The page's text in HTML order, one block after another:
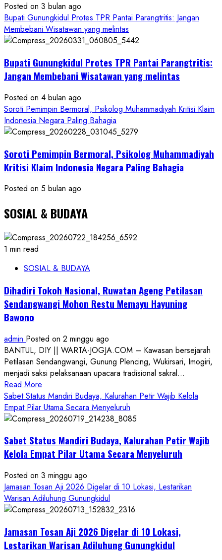
Ketum
PWRI
RI
Minta
Resmi
Posted on 3 bulan ago
Bupati Gunungkidul Protes TPR Pantai Parangtritis: Jangan
Membebani Wisatawan yang melintas
Bupati Gunungkidul Protes TPR Pantai Parangtritis:
Jangan Membebani Wisatawan yang melintas
Posted on 4 bulan ago
Soroti Pemimpin Bermoral, Psikolog Muhammadiyah Kritisi Klaim
Indonesia Negara Paling Bahagia
Soroti Pemimpin Bermoral, Psikolog Muhammadiyah
Kritisi Klaim Indonesia Negara Paling Bahagia
Posted on 5 bulan ago
SOSIAL & BUDAYA
1 min read
SOSIAL & BUDAYA
Dihadiri Tokoh Nasional, Ruwatan Ageng Petilasan
Sendangwangi Mohon Restu Memayu Hayuning
Bawono
admin Posted on 2 minggu ago
BANTUL, DIY || WARTA-JOGJA.COM – Kawasan bersejarah
Petilasan Sendangwangi, Gunung Plencing, Wukirsari, Imogiri,
menjadi saksi pelaksanaan upacara tradisional sakral...
Read More
more
about
Dihadiri
Nasional,
Ruwatan
Petilasan
Sendangwangi
Mohon
Restu
Hayuning
Bawono
Sabet Status Mandiri Budaya, Kalurahan Petir Wajib Kelola
Empat Pilar Utama Secara Menyeluruh
Sabet Status Mandiri Budaya, Kalurahan Petir Wajib
Kelola Empat Pilar Utama Secara Menyeluruh
Posted on 3 minggu ago
Jamasan Tosan Aji 2026 Digelar di 10 Lokasi, Lestarikan
Warisan Adiluhung Gunungkidul
Jamasan Tosan Aji 2026 Digelar di 10 Lokasi,
Lestarikan Warisan Adiluhung Gunungkidul